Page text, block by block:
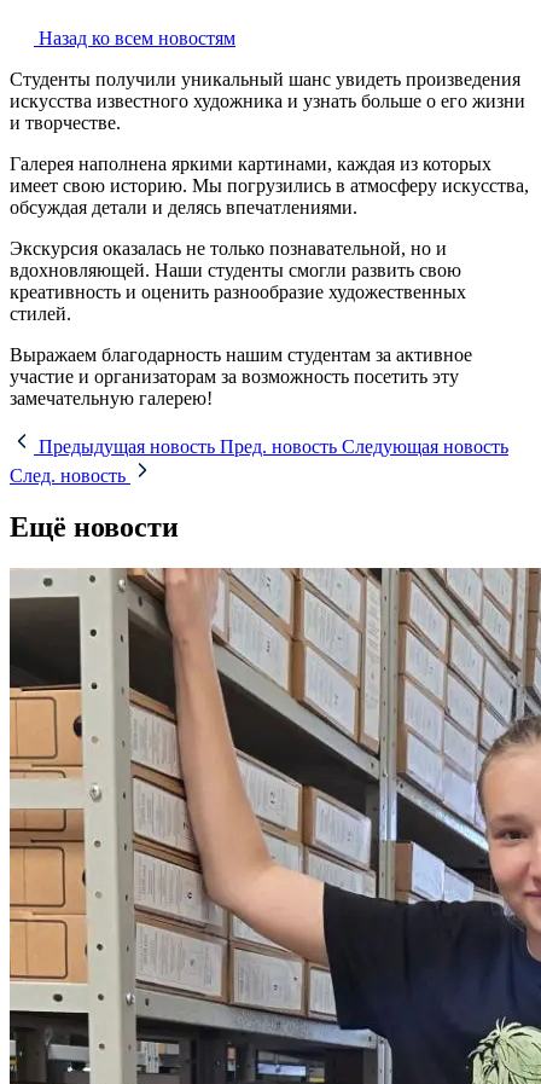
Назад ко всем новостям
Студенты получили уникальный шанс увидеть произведения
искусства известного художника и узнать больше о его жизни
и творчестве.
Галерея наполнена яркими картинами, каждая из которых
имеет свою историю. Мы погрузились в атмосферу искусства,
обсуждая детали и делясь впечатлениями.
Экскурсия оказалась не только познавательной, но и
вдохновляющей. Наши студенты смогли развить свою
креативность и оценить разнообразие художественных
стилей.
Выражаем благодарность нашим студентам за активное
участие и организаторам за возможность посетить эту
замечательную галерею!
Предыдущая новость Пред. новость Следующая новость
След. новость
Ещё новости